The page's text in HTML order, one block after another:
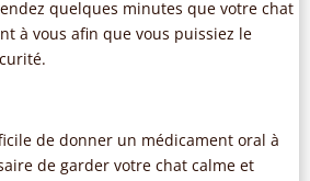
quelques minutes que votre chat
à vous afin que vous puissiez le
de donner un médicament oral à
de garder votre chat calme et